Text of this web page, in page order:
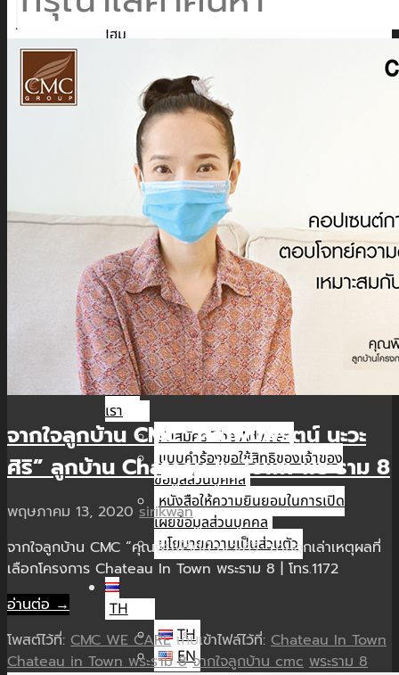
ทาวน์
โฮม
ข่าวสาร
CMC WE CARE
CMC WE TALK
CMC Sustainability
นัก
ลงทุน
สัมพันธ์
ติดต่อ
เรา
รับสมัคร The Adviser
แบบคำร้องขอใช้สิทธิของเจ้าของ
ข้อมูลส่วนบุคคล
หนังสือให้ความยินยอมในการเปิด
เผยข้อมูลส่วนบุคคล
นโยบายความเป็นส่วนตัว
TH
TH
EN
จากใจลูกบ้าน CMC “คุณพิมพ์รัตน์ นะวะ
ศิริ” ลูกบ้าน Chateau In Town พระราม 8
พฤษภาคม 13, 2020 sirikwan
จากใจลูกบ้าน CMC “คุณพิมพ์รัตน์ นะวะศิริ” มาบอกเล่าเหตุผลที่
เลือกโครงการ Chateau In Town พระราม 8 | โทร.1172
อ่านต่อ →
โพสต์ไว้ที่: CMC WE CARE เก็บเข้าไฟล์ไว้ที่: Chateau In Town
Chateau in Town พระราม 8 จากใจลูกบ้าน cmc พระราม 8